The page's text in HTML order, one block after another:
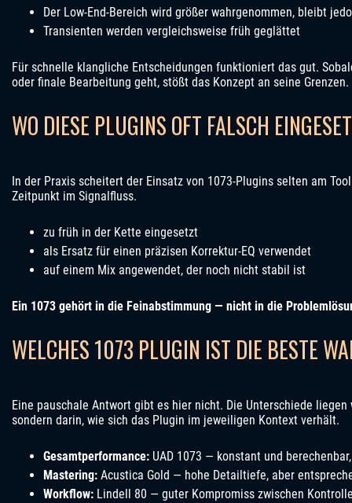
Der Low-End-Bereich wird größer wahrgenommen, bleibt
Transienten werden vergleichsweise früh geglättet
Für schnelle klangliche Entscheidungen funktioniert das gut.
oder finale Bearbeitung geht, stößt das Konzept an seine Grenzen.
WO DIESE PLUGINS OFT FALSCH
In der Praxis scheitert der Einsatz von 1073-Plugins selten am
Zeitpunkt im Signalfluss.
zu früh in der Kette eingesetzt
als Ersatz für einen präzisen Korrektur-EQ verwendet
auf einem Mix angewendet, der noch nicht stabil ist
Ein 1073 gehört in die Feinabstimmung — nicht in die
WELCHES 1073 PLUGIN IST DIE BESTE
Eine pauschale Antwort gibt es hier nicht. Die Unterschiede
sondern darin, wie sich das Plugin im jeweiligen Kontext verhält.
Gesamtperformance: UAD 1073 — konstant und
Mastering: Acustica Gold — hohe Detailtiefe, aber
Workflow: Lindell 80 — guter Kompromiss zwischen